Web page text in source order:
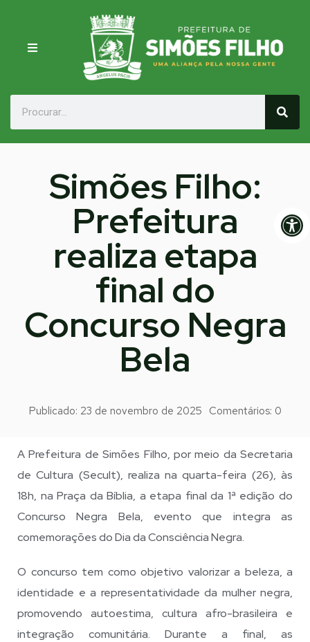
Simões Filho:
Prefeitura
realiza etapa
final do
Concurso Negra
Bela
Publicado: 23 de novembro de 2025 Comentários: 0
A Prefeitura de Simões Filho, por meio da Secretaria
de Cultura (Secult), realiza na quarta-feira (26), às
18h, na Praça da Bíblia, a etapa final da 1ª edição do
Concurso Negra Bela, evento que integra as
comemorações do Dia da Consciência Negra.
O concurso tem como objetivo valorizar a beleza, a
identidade e a representatividade da mulher negra,
promovendo autoestima, cultura afro-brasileira e
integração comunitária. Durante a final, as